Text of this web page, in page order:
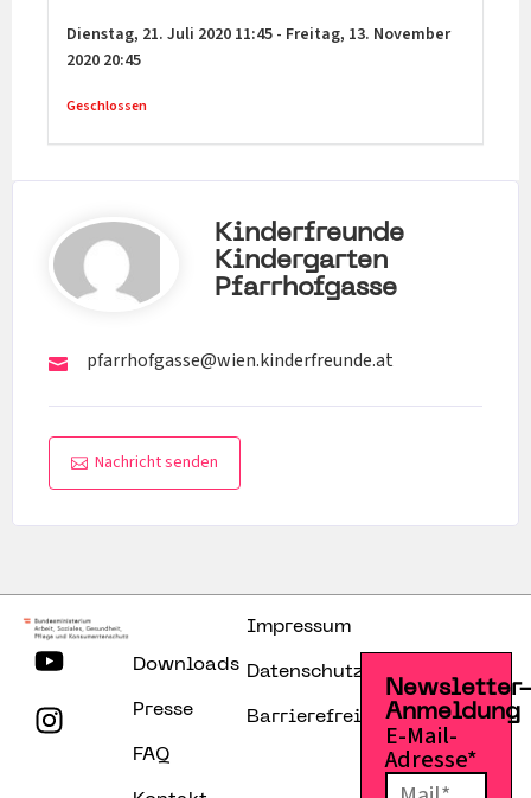
Dienstag, 21. Juli 2020 11:45 - Freitag, 13. November
2020 20:45
Geschlossen
Kinderfreunde
Kindergarten
Pfarrhofgasse
pfarrhofgasse@wien.kinderfreunde.at
Nachricht senden
Downloads
Presse
FAQ
Impressum
Datenschutzerklärung
Barrierefreiheitserklärung
Anmeldung
E-Mail-
Adresse*